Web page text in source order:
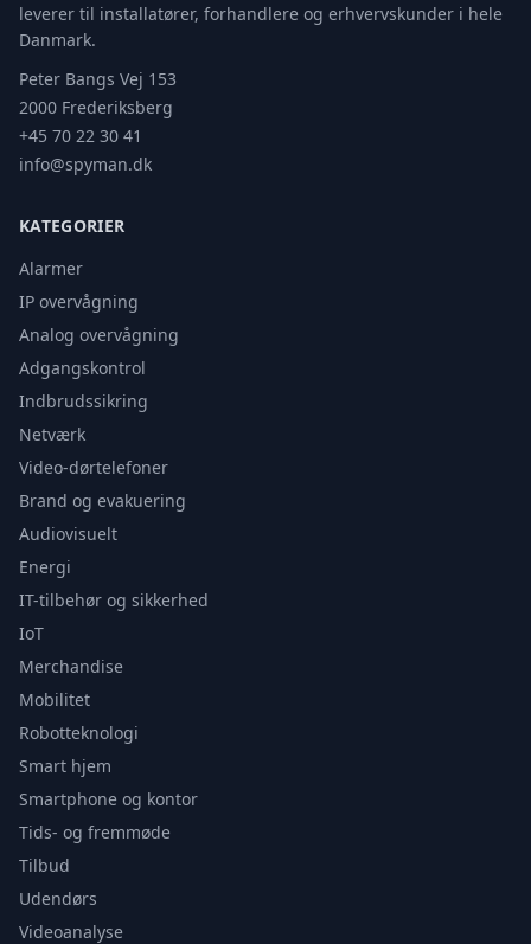
leverer til installatører, forhandlere og erhvervskunder i hele
Danmark.
Peter Bangs Vej 153
2000 Frederiksberg
+45 70 22 30 41
info@spyman.dk
KATEGORIER
Alarmer
IP overvågning
Analog overvågning
Adgangskontrol
Indbrudssikring
Netværk
Video-dørtelefoner
Brand og evakuering
Audiovisuelt
Energi
IT-tilbehør og sikkerhed
IoT
Merchandise
Mobilitet
Robotteknologi
Smart hjem
Smartphone og kontor
Tids- og fremmøde
Tilbud
Udendørs
Videoanalyse